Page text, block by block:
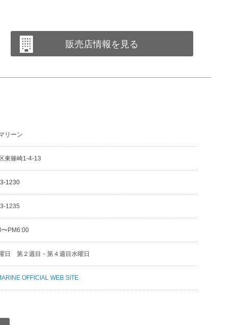
販売店情報を見る
リーン
東篠崎1-4-13
1230
1235
〜PM6:00
日 第２週目・第４週目水曜日
OFFICIAL WEB SITE